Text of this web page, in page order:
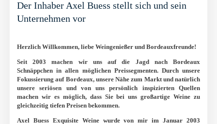
Der Inhaber Axel Buess stellt sich und sein
Unternehmen vor
Herzlich Willkommen, liebe Weingenießer und Bordeauxfreunde!
Seit 2003 machen wir uns auf die Jagd nach Bordeaux
Schnäppchen in allen möglichen Preissegmenten. Durch unsere
Fokussierung auf Bordeaux, unsere Nähe zum Markt und natürlich
unsere seriösen und von uns persönlich inspizierten Quellen
machen wir es möglich, dass Sie bei uns großartige Weine zu
gleichzeitig tiefen Preisen bekommen.
Axel Buess Exquisite Weine wurde von mir im Januar 2003